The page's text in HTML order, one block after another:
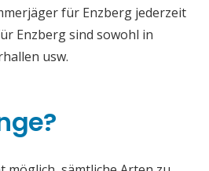
für Enzberg jederzeit
Enzberg sind sowohl in
usw.